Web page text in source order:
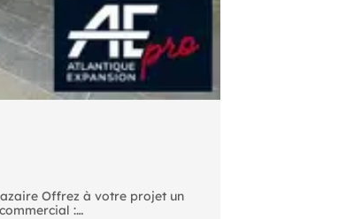
Offrez à votre projet un
: